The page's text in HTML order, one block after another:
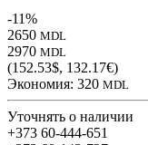
-11%
2650 MDL
2970 MDL
(152.53$, 132.17€)
Экономия: 320 MDL
Уточнять о наличии
+373 60-444-651